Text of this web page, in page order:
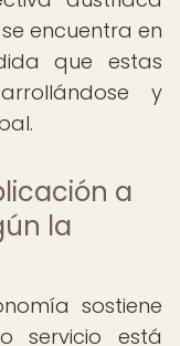
encuentra en
que estas
y
a
la
sostiene
servicio está